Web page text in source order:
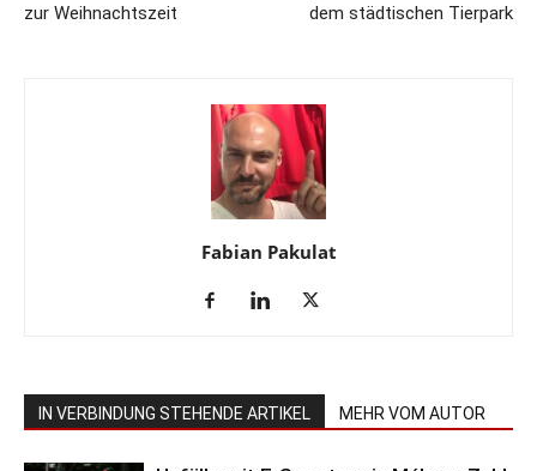
zur Weihnachtszeit
dem städtischen Tierpark
Fabian Pakulat
IN VERBINDUNG STEHENDE ARTIKEL MEHR VOM AUTOR